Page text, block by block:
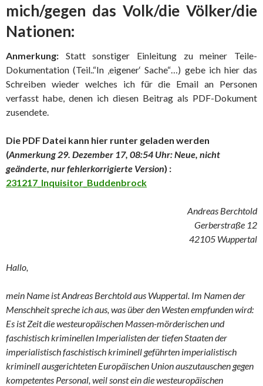
mich/gegen das Volk/die Völker/die
Nationen:
Anmerkung: Statt sonstiger Einleitung zu meiner Teile-
Dokumentation (Teil..“In ‚eigener‘ Sache“…) gebe ich hier das
Schreiben wieder welches ich für die Email an Personen
verfasst habe, denen ich diesen Beitrag als PDF-Dokument
zusendete.
Die PDF Datei kann hier runter geladen werden
(Anmerkung 29. Dezember 17, 08:54 Uhr: Neue, nicht
geänderte, nur fehlerkorrigierte Version) :
231217_Inquisitor_Buddenbrock
Andreas Berchtold
Gerberstraße 12
42105 Wuppertal
Hallo,
mein Name ist Andreas Berchtold aus Wuppertal. Im Namen der
Menschheit spreche ich aus, was über den Westen empfunden wird:
Es ist Zeit die westeuropäischen Massen-mörderischen und
faschistisch kriminellen Imperialisten der tiefen Staaten der
imperialistisch faschistisch kriminell geführten imperialistisch
kriminell ausgerichteten Europäischen Union auszutauschen gegen
kompetentes Personal, weil sonst ein die westeuropäischen